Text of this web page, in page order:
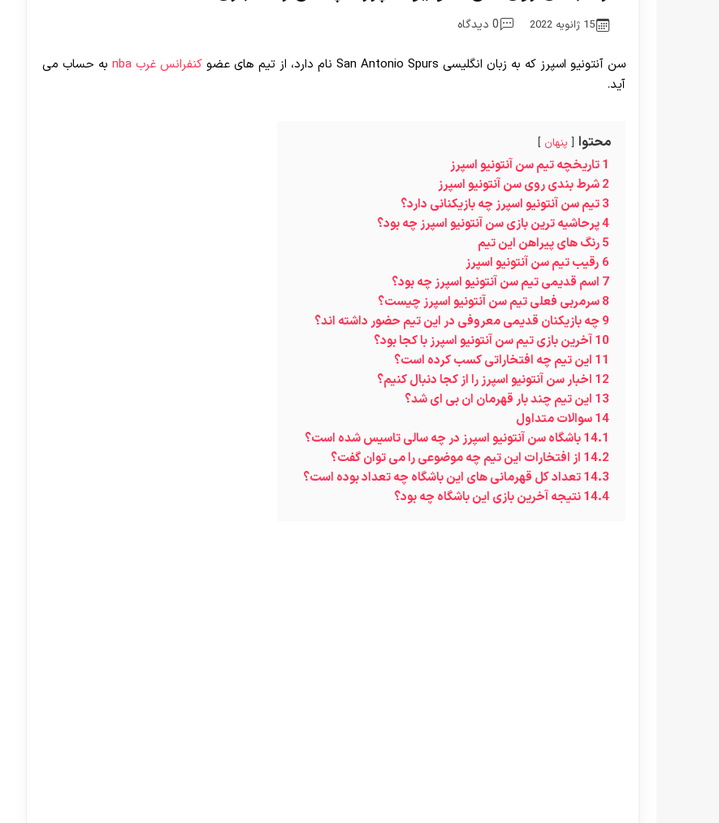
15 ژانویه 2022 0 دیدگاه
سن آنتونیو اسپرز که به زبان انگلیسی San Antonio Spurs نام دارد، از تیم های عضو کنفرانس غرب nba
به حساب می
آید.
محتوا پنهان
1تاریخچه تیم سن آنتونیو اسپرز
2شرط بندی روی سن آنتونیو اسپرز
3تیم سن آنتونیو اسپرز چه بازیکنانی دارد؟
4پرحاشیه ترین بازی سن آنتونیو اسپرز چه بود؟
5رنگ های پیراهن این تیم
6 رقیب تیم سن آنتونیو اسپرز
7 اسم قدیمی تیم سن آنتونیو اسپرز چه بود؟
8سرمربی فعلی تیم سن آنتونیو اسپرز چیست؟
9 چه بازیکنان قدیمی معروفی در این تیم حضور داشته اند؟
10آخرین بازی تیم سن آنتونیو اسپرز با کجا بود؟
11 این تیم چه افتخاراتی کسب کرده است؟
12 اخبار سن آنتونیو اسپرز را از کجا دنبال کنیم؟
13 این تیم چند بار قهرمان ان بی ای شد؟
14سوالات متداول
14.1باشگاه سن آنتونیو اسپرز در چه سالی تاسیس شده است؟
14.2 از افتخارات این تیم چه موضوعی را می توان گفت؟
14.3تعداد کل قهرمانی های این باشگاه چه تعداد بوده است؟
14.4نتیجه آخرین بازی این باشگاه چه بود؟